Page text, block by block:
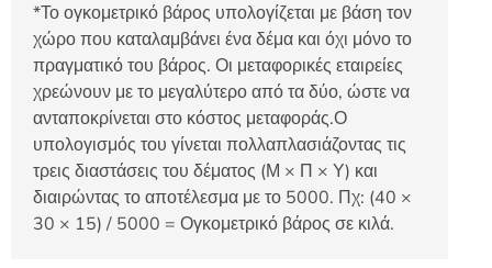
*Το ογκομετρικό βάρος υπολογίζεται με βάση τον
χώρο που καταλαμβάνει ένα δέμα και όχι μόνο το
πραγματικό του βάρος. Οι μεταφορικές εταιρείες
χρεώνουν με το μεγαλύτερο από τα δύο, ώστε να
ανταποκρίνεται στο κόστος μεταφοράς.Ο
υπολογισμός του γίνεται πολλαπλασιάζοντας τις
τρεις διαστάσεις του δέματος (Μ × Π × Υ) και
διαιρώντας το αποτέλεσμα με το 5000. Πχ: (40 ×
30 × 15) / 5000 = Ογκομετρικό βάρος σε κιλά.